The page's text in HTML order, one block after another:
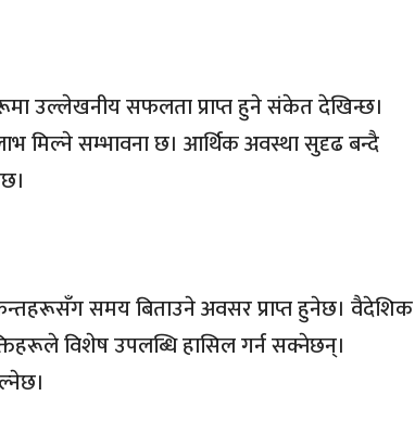
उल्लेखनीय सफलता प्राप्त हुने संकेत देखिन्छ।
मिल्ने सम्भावना छ। आर्थिक अवस्था सुदृढ बन्दै
समय बिताउने अवसर प्राप्त हुनेछ। वैदेशिक
विशेष उपलब्धि हासिल गर्न सक्नेछन्।